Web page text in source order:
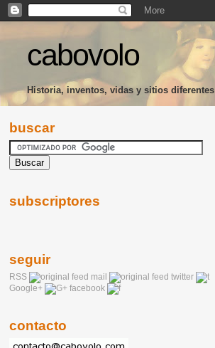
cabovolo
Historia, inventos, vidas y sitios diferentes
buscar
subscriptores
seguir
RSS mail
twitter
Google+
facebook
contacto